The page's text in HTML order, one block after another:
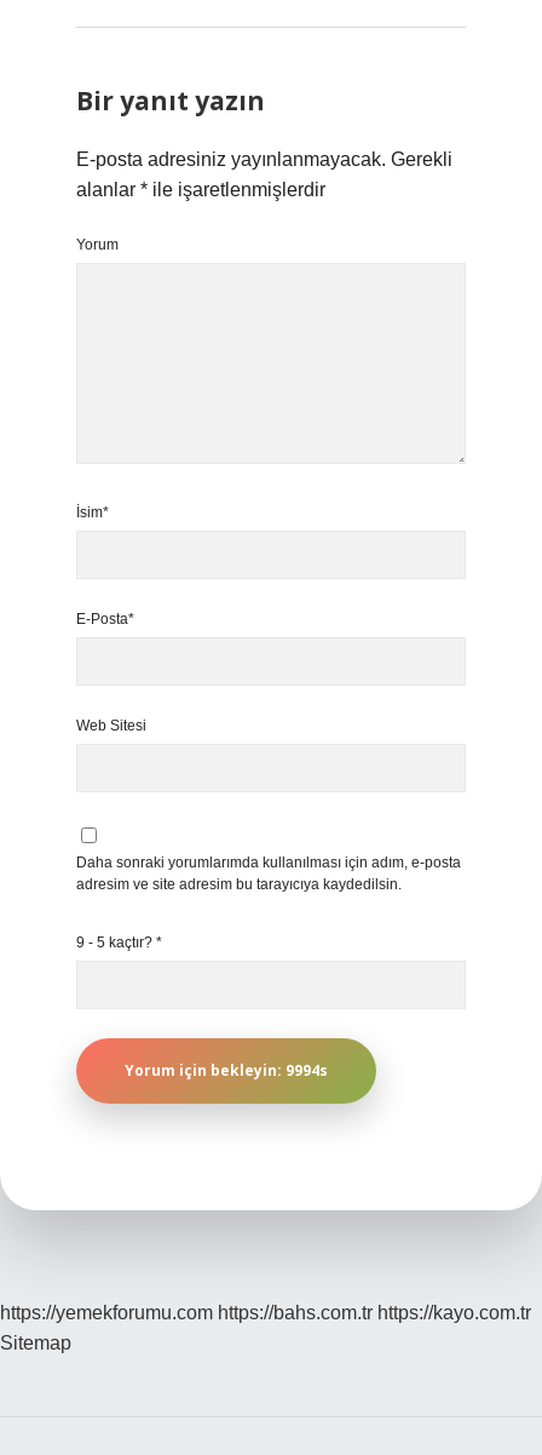
Bir yanıt yazın
E-posta adresiniz yayınlanmayacak. Gerekli
alanlar * ile işaretlenmişlerdir
Yorum
İsim*
E-Posta*
Web Sitesi
Daha sonraki yorumlarımda kullanılması için adım, e-posta
adresim ve site adresim bu tarayıcıya kaydedilsin.
9 - 5 kaçtır? *
https://yemekforumu.com https://bahs.com.tr https://kayo.com.tr
Sitemap